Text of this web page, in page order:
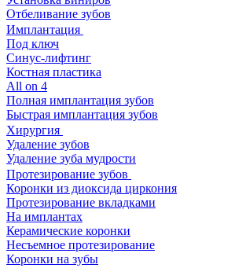
Отбеливание зубов
Имплантация
Под ключ
Синус-лифтинг
Костная пластика
All on 4
Полная имплантация зубов
Быстрая имплантация зубов
Хирургия
Удаление зубов
Удаление зуба мудрости
Протезирование зубов
Коронки из диоксида циркония
Протезирование вкладками
На имплантах
Керамические коронки
Несъемное протезирование
Коронки на зубы